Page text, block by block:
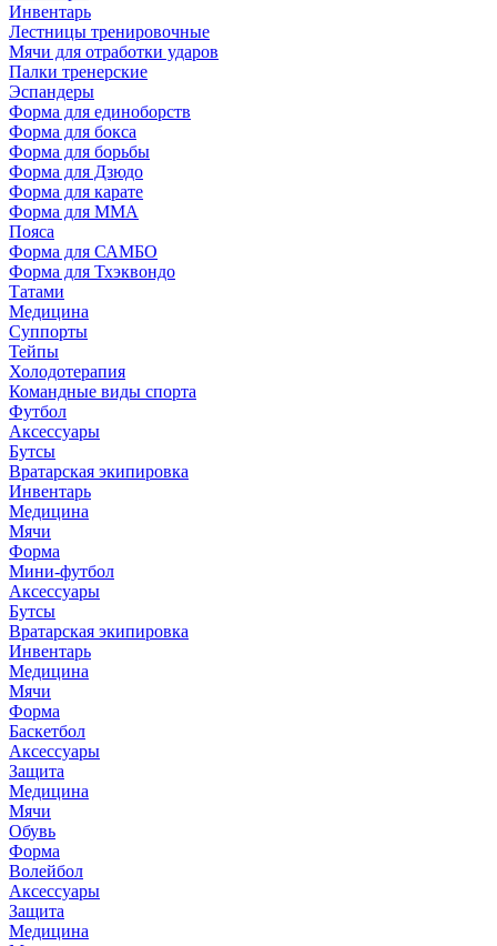
Инвентарь
Лестницы тренировочные
Мячи для отработки ударов
Палки тренерские
Эспандеры
Форма для единоборств
Форма для бокса
Форма для борьбы
Форма для Дзюдо
Форма для карате
Форма для MMA
Пояса
Форма для САМБО
Форма для Тхэквондо
Татами
Медицина
Суппорты
Тейпы
Холодотерапия
Командные виды спорта
Футбол
Аксессуары
Бутсы
Вратарская экипировка
Инвентарь
Медицина
Мячи
Форма
Мини-футбол
Аксессуары
Бутсы
Вратарская экипировка
Инвентарь
Медицина
Мячи
Форма
Баскетбол
Аксессуары
Защита
Медицина
Мячи
Обувь
Форма
Волейбол
Аксессуары
Защита
Медицина